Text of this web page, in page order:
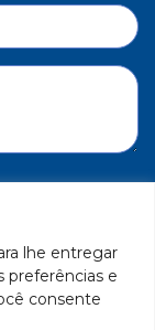
lhe entregar
preferências e
consente